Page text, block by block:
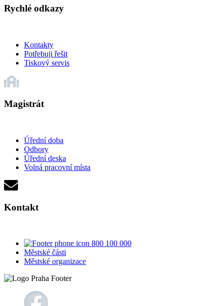
Rychlé odkazy
Kontakty
Potřebuji řešit
Tiskový servis
Magistrát
Úřední doba
Odbory
Úřední deska
Volná pracovní místa
Kontakt
800 100 000
Městské části
Městské organizace